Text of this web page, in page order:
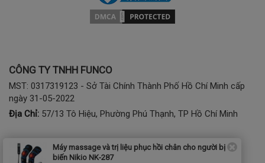
CÔNG TY TNHH FUNCO
MST: 0317319123 - Sở Tài Chính Thành Phố Hồ Chí Minh cấp
ngày 31-05-2022
Địa Chỉ: 57/13 Tô Hiệu, Phường Phú Thạnh, TP Hồ Chí Minh
Mua hàng:
1900 2807 - (028) 7777 2807 (phím 1)
Bảo hành, kỹ thuật:(028) 3974 2186; Tel/Zalo: 0941797286
Máy massage và trị liệu phục hồi chân cho người bị tai
biến Nikio NK-287